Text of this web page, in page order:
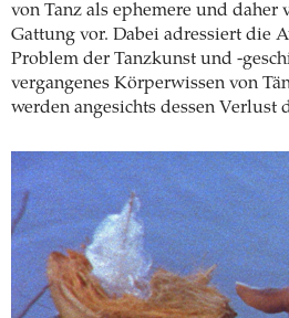
von Tanz als ephemere und
Gattung vor. Dabei adressiert die
Problem der Tanzkunst und -
vergangenes Körperwissen von
werden angesichts dessen Verlust